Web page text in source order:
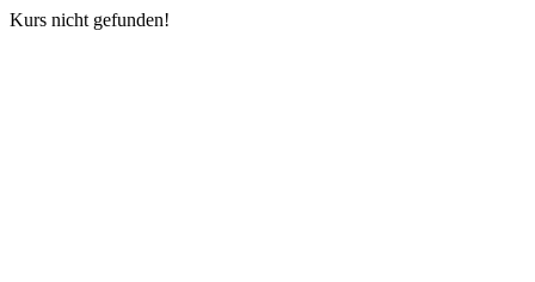
Kurs nicht gefunden!